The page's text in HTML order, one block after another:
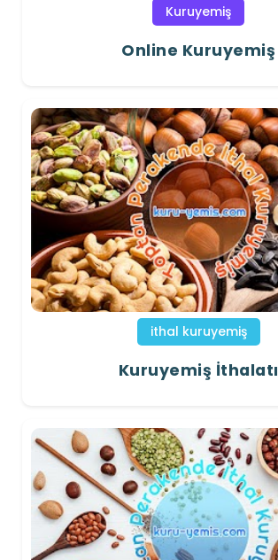
Kuruyemiş
Online Kuruyemiş
ithal kuruyemiş
Kuruyemiş İthalatı